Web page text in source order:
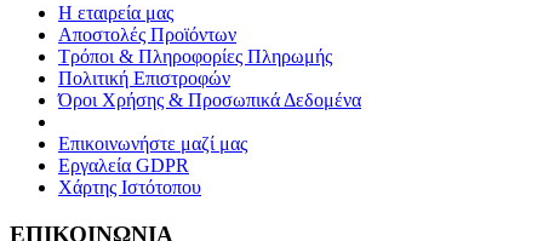
Η εταιρεία μας
Αποστολές Προϊόντων
Τρόποι & Πληροφορίες Πληρωμής
Πολιτική Επιστροφών
Όροι Χρήσης & Προσωπικά Δεδομένα
Επικοινωνήστε μαζί μας
Εργαλεία GDPR
Χάρτης Ιστότοπου
ΕΠΙΚΟΙΝΩΝΙΑ